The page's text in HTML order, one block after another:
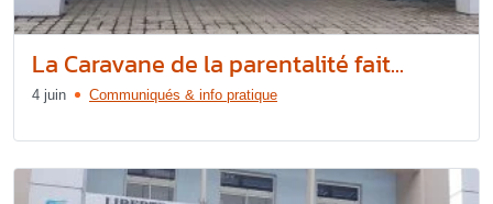
La Caravane de la parentalité fait...
4 juin Communiqués & info pratique